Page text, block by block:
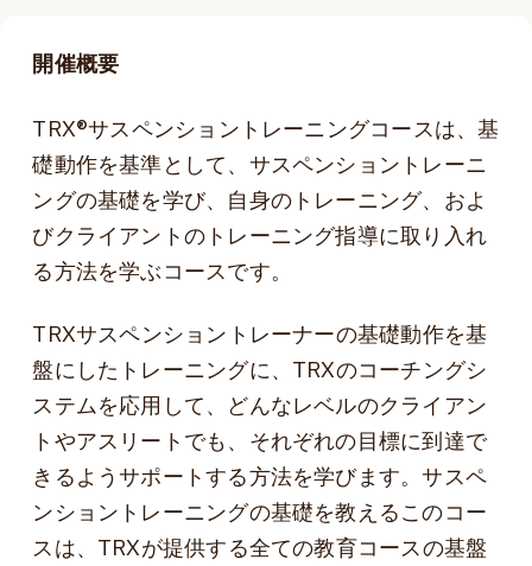
開催概要
TRX®サスペンショントレーニングコースは、基
礎動作を基準として、サスペンショントレーニ
ングの基礎を学び、自身のトレーニング、およ
びクライアントのトレーニング指導に取り入れ
る方法を学ぶコースです。
TRXサスペンショントレーナーの基礎動作を基
盤にしたトレーニングに、TRXのコーチングシ
ステムを応用して、どんなレベルのクライアン
トやアスリートでも、それぞれの目標に到達で
きるようサポートする方法を学びます。サスペ
ンショントレーニングの基礎を教えるこのコー
スは、TRXが提供する全ての教育コースの基盤